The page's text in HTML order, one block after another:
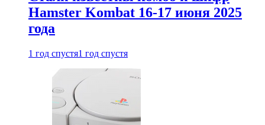
Hamster Kombat 16-17 июня 2025
года
1 год спустя1 год спустя